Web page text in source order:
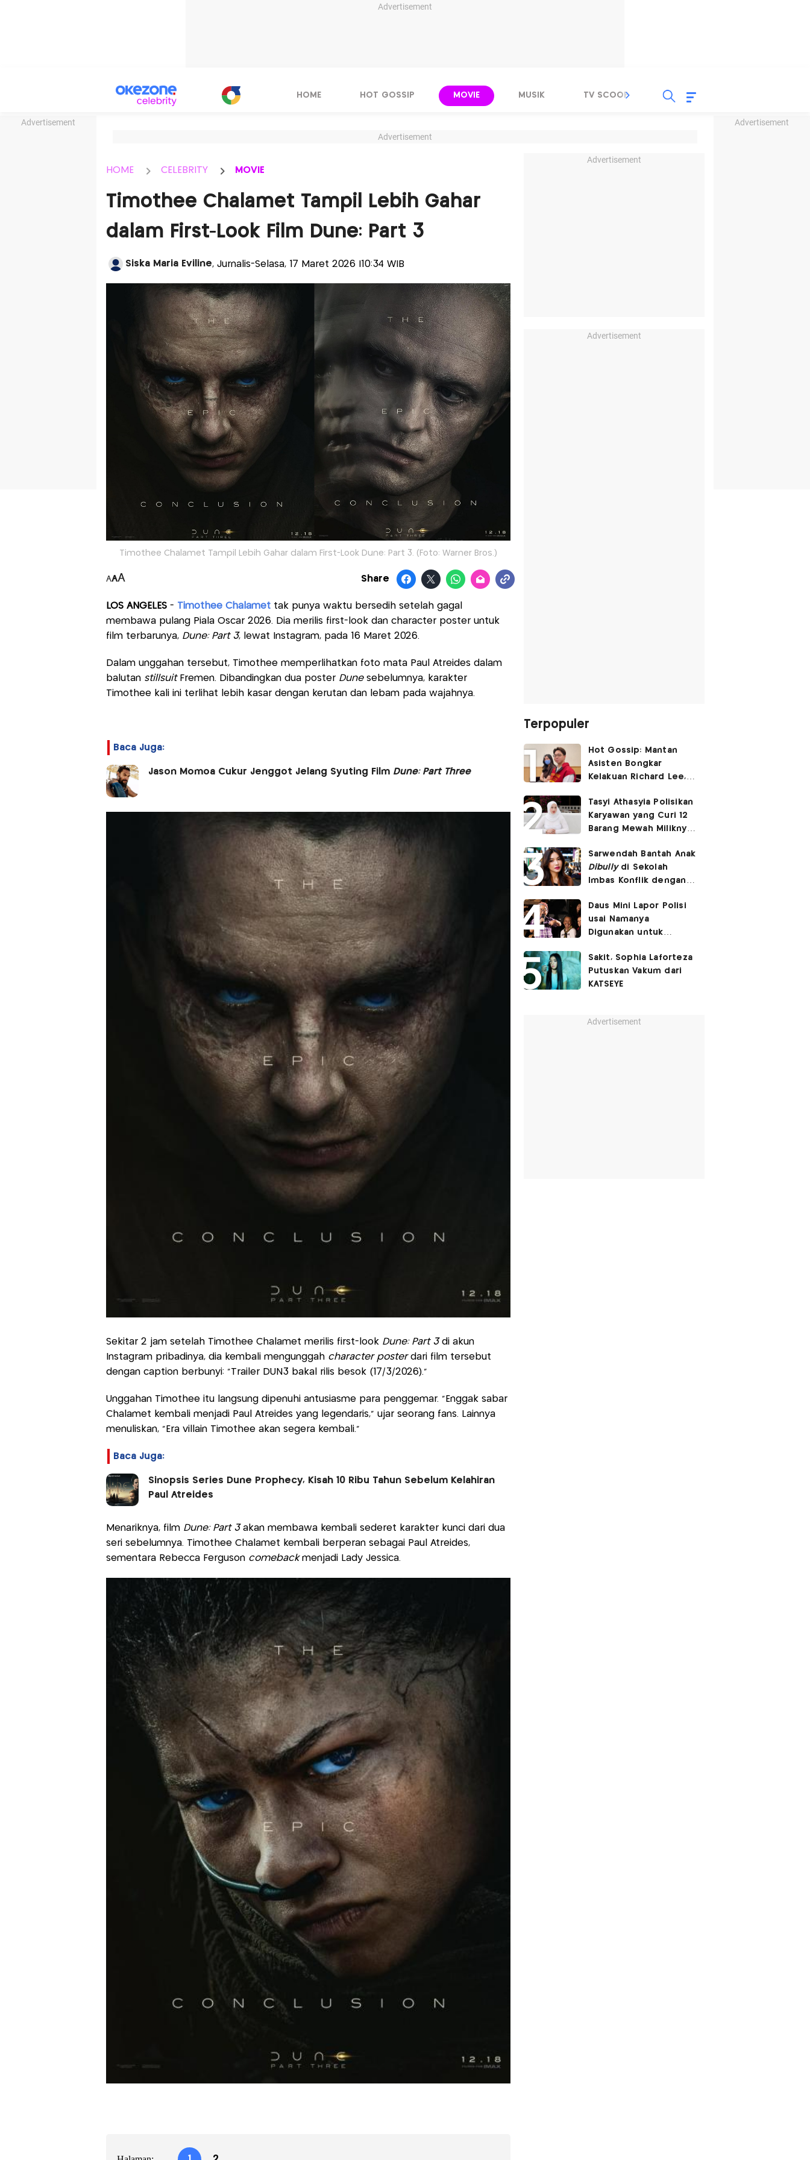
Advertisement
Advertisement Advertisement
HOME HOT GOSSIP MOVIE MUSIK TV SCOOP LIRIK
Advertisement
HOME CELEBRITY MOVIE
Timothee Chalamet Tampil Lebih Gahar
dalam First-Look Film Dune: Part 3
Siska Maria Eviline, Jurnalis-Selasa, 17 Maret 2026 |10:34 WIB
Timothee Chalamet Tampil Lebih Gahar dalam First-Look Dune: Part 3. (Foto: Warner Bros.)
AAA Share
LOS ANGELES - Timothee Chalamet tak punya waktu bersedih setelah gagal
membawa pulang Piala Oscar 2026. Dia merilis first-look dan character poster untuk
film terbarunya, Dune: Part 3, lewat Instagram, pada 16 Maret 2026.
Dalam unggahan tersebut, Timothee memperlihatkan foto mata Paul Atreides dalam
balutan stillsuitFremen. Dibandingkan dua poster Dunesebelumnya, karakter
Timothee kali ini terlihat lebih kasar dengan kerutan dan lebam pada wajahnya.
Baca Juga:
Jason Momoa Cukur Jenggot Jelang Syuting Film Dune: Part Three
Sekitar 2 jam setelah Timothee Chalamet merilis first-look Dune: Part 3 di akun
Instagram pribadinya, dia kembali mengunggah character poster dari film tersebut
dengan caption berbunyi: “Trailer DUN3 bakal rilis besok (17/3/2026).”
Unggahan Timothee itu langsung dipenuhi antusiasme para penggemar. “Enggak sabar
Chalamet kembali menjadi Paul Atreides yang legendaris,” ujar seorang fans. Lainnya
menuliskan, “Era villain Timothee akan segera kembali.”
Baca Juga:
Sinopsis Series Dune Prophecy, Kisah 10 Ribu Tahun Sebelum Kelahiran
Paul Atreides
Menariknya, film Dune: Part 3 akan membawa kembali sederet karakter kunci dari dua
seri sebelumnya. Timothee Chalamet kembali berperan sebagai Paul Atreides,
sementara Rebecca Ferguson comebackmenjadi Lady Jessica.
Advertisement
Advertisement
Terpopuler
Hot Gossip: Mantan
Asisten Bongkar
Kelakuan Richard Lee,
Vicky Prasetyo
Tasyi Athasyia Polisikan
Karyawan yang Curi 12
Barang Mewah Miliknya
Sarwendah Bantah Anak
Dibullydi Sekolah
Imbas Konflik dengan
Daus Mini Lapor Polisi
usai Namanya
Digunakan untuk
SARA
Sakit, Sophia Laforteza
Putuskan Vakum dari
KATSEYE
Advertisement